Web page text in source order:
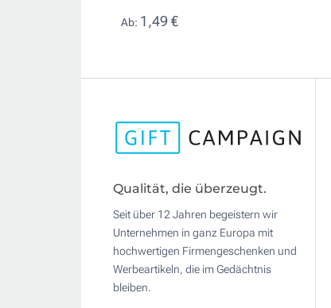
Ab: 1,49 €
Qualität, die überzeugt.
Seit über 12 Jahren begeistern wir
Unternehmen in ganz Europa mit
hochwertigen Firmengeschenken und
Werbeartikeln, die im Gedächtnis
bleiben.